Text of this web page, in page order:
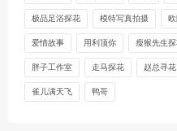
极品足浴探花 模特写真拍摄
爱情故事 用利顶你 瘦猴先生
胖子工作室 走马探花 赵总寻花
雀儿满天飞 鸭哥